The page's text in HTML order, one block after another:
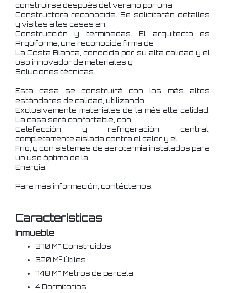
construirse después del verano por una
Constructora reconocida. Se solicitarán detalles
y visitas a las casas en
Construcción y terminadas. El arquitecto es
Arquiforma, una reconocida firma de
La Costa Blanca, conocida por su alta calidad y el
uso innovador de materiales y
Soluciones técnicas.
Esta casa se construirá con los más altos
estándares de calidad, utilizando
Exclusivamente materiales de la más alta calidad.
La casa será confortable, con
Calefacción y refrigeración central,
completamente aislada contra el calor y el
Frío, y con sistemas de aerotermia instalados para
un uso óptimo de la
Energía.
Para más información, contáctenos.
Características
Inmueble
370 M2 Construidos
320 M2 Útiles
748 M2 Metros de parcela
4 Dormitorios